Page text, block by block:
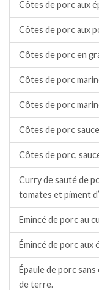
Côtes de porc aux
Côtes de porc aux
Côtes de porc en
Côtes de porc
Côtes de porc
Côtes de porc
Côtes de porc,
Curry de sauté de
tomates et piment
Emincé de porc au
Émincé de porc aux
Épaule de porc
de terre.